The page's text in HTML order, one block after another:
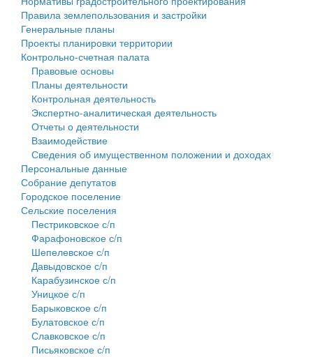
Генеральные планы
Проекты планировки территории
Собрание депутатов
Городское поселение
Сельские поселения
Правила землепользования и застройки
Генеральные планы
Проекты планировки территории
Контрольно-счетная палата
Правовые основы
Планы деятельности
Контрольная деятельность
Экспертно-аналитическая деятельность
Отчеты о деятельности
Взаимодействие
Сведения об имущественном положении и доходах
Персональные данные
Собрание депутатов
Городское поселение
Сельские поселения
Пестриковское с/п
Фарафоновское с/п
Шепелевское с/п
Давыдовское с/п
Карабузинское с/п
Уницкое с/п
Барыковское с/п
Булатовское с/п
Славковское с/п
Письяковское с/п